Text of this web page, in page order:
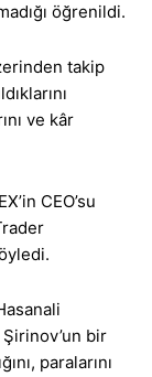
öğrenildi.
takip
ve kâr
CEO’su
bir
paralarını